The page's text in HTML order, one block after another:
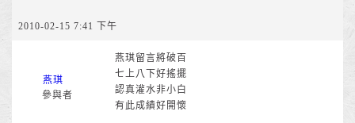
2010-02-15 7:41 下午
燕琪
參與者
燕琪留言將破百
七上八下好搖擺
認真灌水非小白
有此成績好開懷